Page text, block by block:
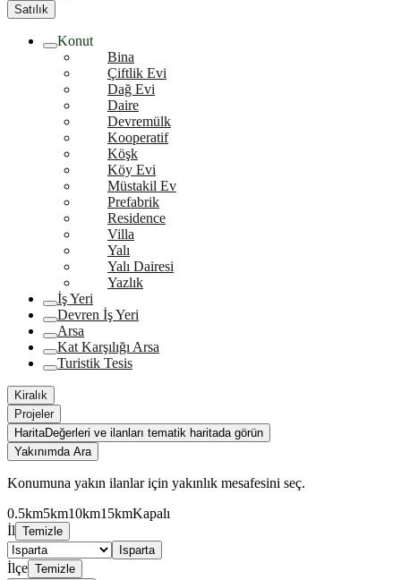
Satılık
Konut
Bina
Çiftlik Evi
Dağ Evi
Daire
Devremülk
Kooperatif
Köşk
Köy Evi
Müstakil Ev
Prefabrik
Residence
Villa
Yalı
Yalı Dairesi
Yazlık
İş Yeri
Devren İş Yeri
Arsa
Kat Karşılığı Arsa
Turistik Tesis
Kiralık
Projeler
HaritaDeğerleri ve ilanları tematik haritada görün
Yakınımda Ara
Konumuna yakın ilanlar için yakınlık mesafesini seç.
0.5km5km10km15kmKapalı
İl Temizle
Isparta
İlçe Temizle